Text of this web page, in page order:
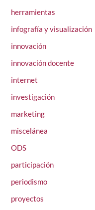
herramientas
infografía y visualización
innovación
innovación docente
internet
investigación
marketing
miscelánea
ODS
participación
periodismo
proyectos